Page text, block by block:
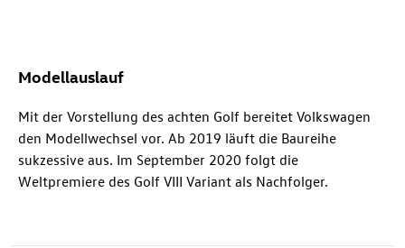
Modellauslauf
Mit der Vorstellung des achten Golf bereitet Volkswagen
den Modellwechsel vor. Ab 2019 läuft die Baureihe
sukzessive aus. Im September 2020 folgt die
Weltpremiere des Golf VIII Variant als Nachfolger.